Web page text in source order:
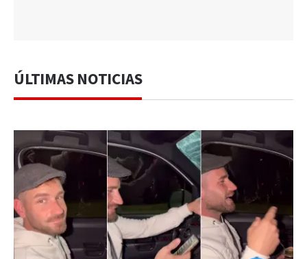
ÚLTIMAS NOTICIAS